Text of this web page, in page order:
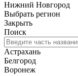
Нижний Новгород
Выбрать регион
Закрыть
Поиск
Астрахань
Белгород
Воронеж